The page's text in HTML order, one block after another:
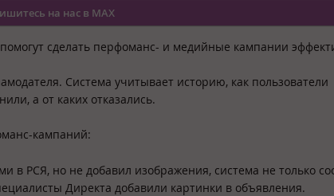
на нас в MAX
сделать перфоманс- и медийные кампании
Система учитывает историю, как пользователи
а от каких отказались.
кампаний:
в РСЯ, но не добавил изображения, система не только
Директа добавили картинки в объявления.